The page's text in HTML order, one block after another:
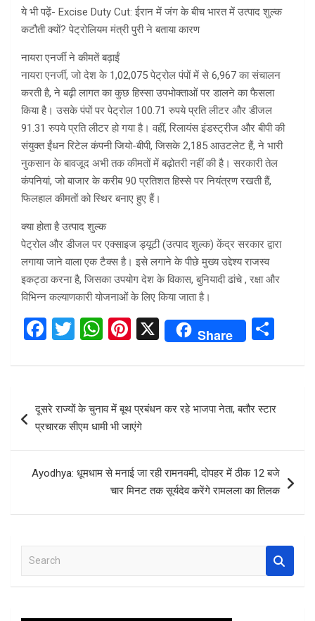
ये भी पढ़ें- Excise Duty Cut: ईरान में जंग के बीच भारत में उत्पाद शुल्क
कटौती क्यों? पेट्रोलियम मंत्री पुरी ने बताया कारण
नायरा एनर्जी ने कीमतें बढ़ाईं
नायरा एनर्जी, जो देश के 1,02,075 पेट्रोल पंपों में से 6,967 का संचालन
करती है, ने बढ़ी लागत का कुछ हिस्सा उपभोक्ताओं पर डालने का फैसला
किया है। उसके पंपों पर पेट्रोल 100.71 रुपये प्रति लीटर और डीजल
91.31 रुपये प्रति लीटर हो गया है। वहीं, रिलायंस इंडस्ट्रीज और बीपी की
संयुक्त ईंधन रिटेल कंपनी जियो-बीपी, जिसके 2,185 आउटलेट हैं, ने भारी
नुकसान के बावजूद अभी तक कीमतों में बढ़ोतरी नहीं की है। सरकारी तेल
कंपनियां, जो बाजार के करीब 90 प्रतिशत हिस्से पर नियंत्रण रखती हैं,
फिलहाल कीमतों को स्थिर बनाए हुए हैं।
क्या होता है उत्पाद शुल्क
पेट्रोल और डीजल पर एक्साइज ड्यूटी (उत्पाद शुल्क) केंद्र सरकार द्वारा
लगाया जाने वाला एक टैक्स है। इसे लगाने के पीछे मुख्य उद्देश्य राजस्व
इकट्ठा करना है, जिसका उपयोग देश के विकास, बुनियादी ढांचे , रक्षा और
विभिन्न कल्याणकारी योजनाओं के लिए किया जाता है।
F
ce
b
o
k
T
tt
er
W
at
s
A
p
Pi
er
es
t
X Share
ar
navigation
दूसरे राज्यों के चुनाव में बूथ प्रबंधन कर रहे भाजपा नेता, बतौर स्टार
प्रचारक सीएम धामी भी जाएंगे
Ayodhya: धूमधाम से मनाई जा रही रामनवमी, दोपहर में ठीक 12 बजे
चार मिनट तक सूर्यदेव करेंगे रामलला का तिलक
a